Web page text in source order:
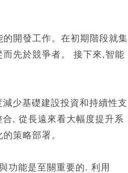
開發工作。在初期階段就集
先於競爭者。 接下來,智能
少基礎建設投資和持續性支
, 從長遠來看大幅度提升系
策略部署。
功能是至關重要的. 利用